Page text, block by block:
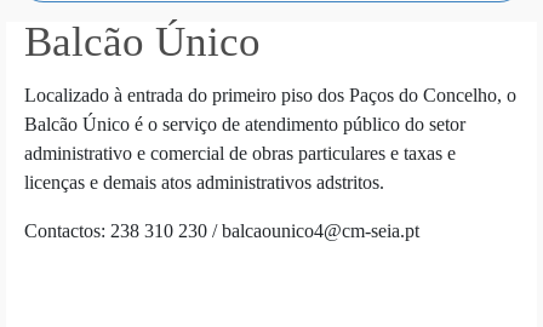
Balcão Único
Localizado à entrada do primeiro piso dos Paços do Concelho, o
Balcão Único é o serviço de atendimento público do setor
administrativo e comercial de obras particulares e taxas e
licenças e demais atos administrativos adstritos.
Contactos: 238 310 230 / balcaounico4@cm-seia.pt